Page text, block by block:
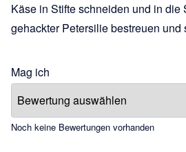
Käse in Stifte schneiden und in die
gehackter Petersilie bestreuen und
Mag ich
Noch keine Bewertungen vorhanden